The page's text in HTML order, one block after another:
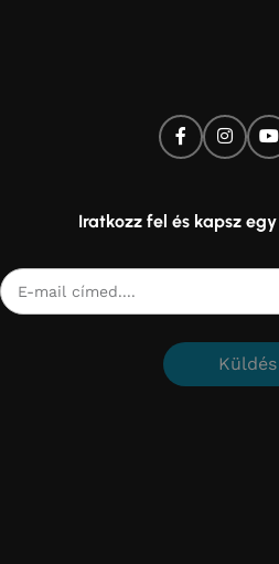
Iratkozz fel és kapsz
Küldés